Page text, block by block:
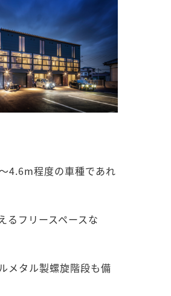
4.6m程度の車種であれ
フリースペースな
メタル製螺旋階段も備